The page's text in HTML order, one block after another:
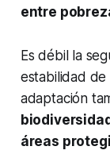
entre
Es débil la
estabilidad
adaptación
áreas